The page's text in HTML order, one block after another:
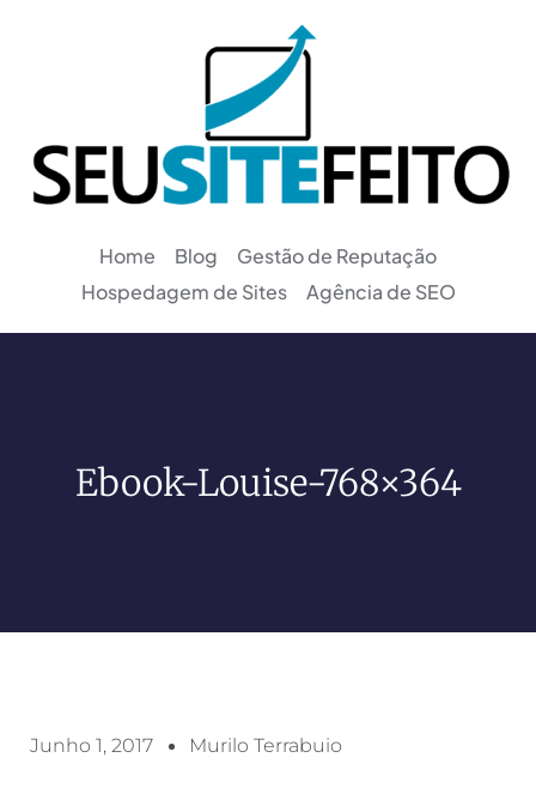
Home Blog
Gestão de Reputação
Hospedagem de Sites
Agência de SEO
Ebook-Louise-768×364
Junho 1, 2017 Murilo Terrabuio